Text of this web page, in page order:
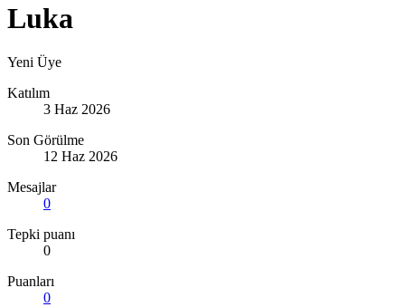
Luka
Yeni Üye
Katılım
3 Haz 2026
Son Görülme
12 Haz 2026
Mesajlar
0
Tepki puanı
0
Puanları
0